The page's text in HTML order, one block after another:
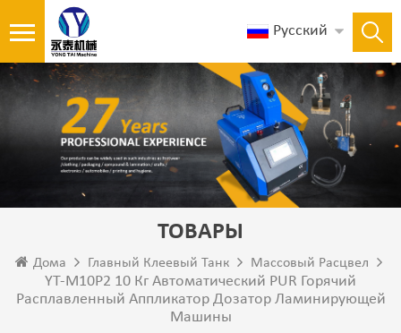
Русский
ТОВАРЫ
Дома Главный Клеевый Танк Массовый Расцвел
YT-M10P2 10 Кг Автоматический PUR Горячий
Расплавленный Аппликатор Дозатор Ламинирующей
Машины